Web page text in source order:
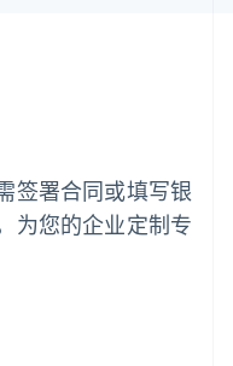
签署合同或填写银
为您的企业定制专